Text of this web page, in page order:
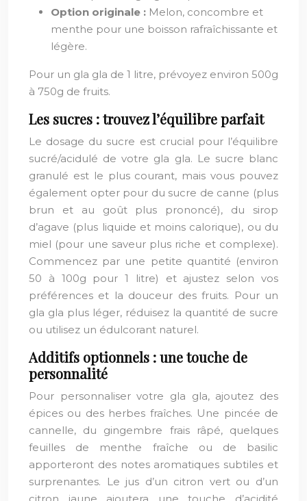
Option originale : Melon, concombre et
menthe pour une boisson rafraîchissante et
légère.
Pour un gla gla de 1 litre, prévoyez environ 500g
à 750g de fruits.
Les sucres : trouvez l’équilibre parfait
Le dosage du sucre est crucial pour l’équilibre
sucré/acidulé de votre gla gla. Le sucre blanc
granulé est le plus courant, mais vous pouvez
également opter pour du sucre de canne (plus
brun et au goût plus prononcé), du sirop
d’agave (plus liquide et moins calorique), ou du
miel (pour une saveur plus riche et complexe).
Commencez par une petite quantité (environ
50 à 100g pour 1 litre) et ajustez selon vos
préférences et la douceur des fruits. Pour un
gla gla plus léger, réduisez la quantité de sucre
ou utilisez un édulcorant naturel.
Additifs optionnels : une touche de
personnalité
Pour personnaliser votre gla gla, ajoutez des
épices ou des herbes fraîches. Une pincée de
cannelle, du gingembre frais râpé, quelques
feuilles de menthe fraîche ou de basilic
apporteront des notes aromatiques subtiles et
surprenantes. Le jus d’un citron vert ou d’un